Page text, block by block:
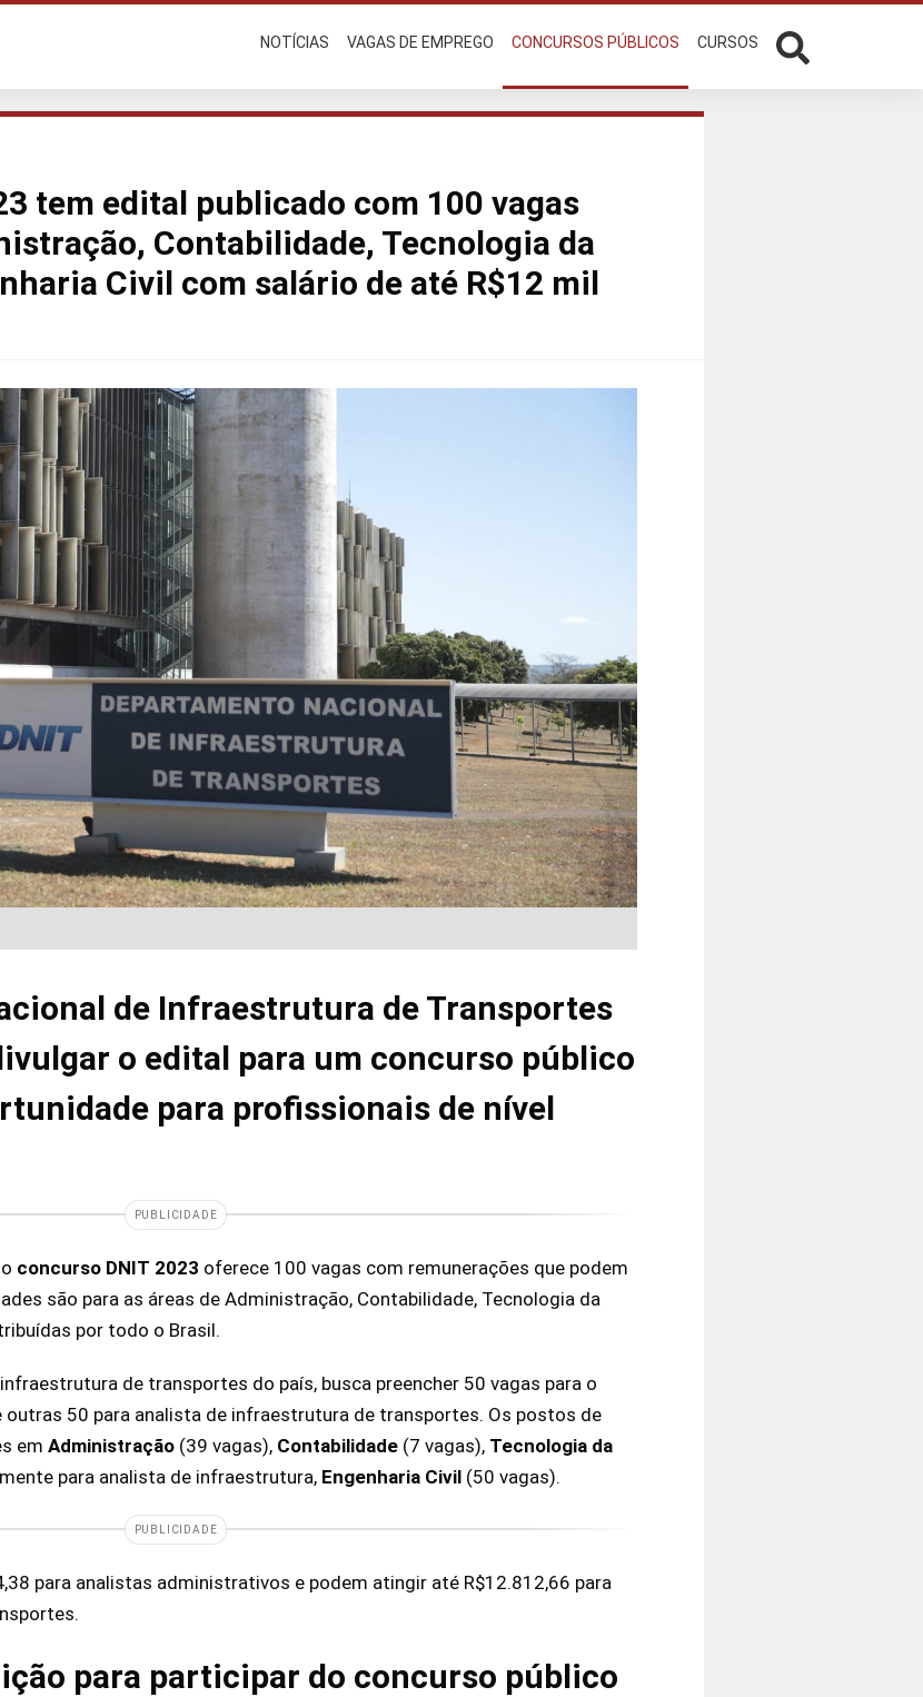
NOTÍCIAS VAGAS DE EMPREGO CONCURSOS PÚBLICOS CURSOS
tem edital publicado com 100 vagas
Contabilidade, Tecnologia da
Civil com salário de até R$12 mil
de Infraestrutura de Transportes
o edital para um concurso público
para profissionais de nível
PUBLICIDADE
concurso DNIT 2023 oferece 100 vagas com remunerações que podem
são para as áreas de Administração, Contabilidade, Tecnologia da
por todo o Brasil.
de transportes do país, busca preencher 50 vagas para o
50 para analista de infraestrutura de transportes. Os postos de
em Administração (39 vagas), Contabilidade (7 vagas), Tecnologia da
para analista de infraestrutura, Engenharia Civil (50 vagas).
PUBLICIDADE
para analistas administrativos e podem atingir até R$12.812,66 para
para participar do concurso público